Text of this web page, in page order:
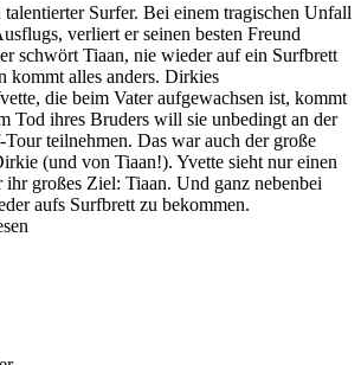
Surfer. Bei einem tragischen Unfall
verliert er seinen besten Freund
schwört Tiaan, nie wieder auf ein Surfbrett
kommt alles anders. Dirkies
die beim Vater aufgewachsen ist, kommt
Tod ihres Bruders will sie unbedingt an der
Tour teilnehmen. Das war auch der große
(und von Tiaan!). Yvette sieht nur einen
großes Ziel: Tiaan. Und ganz nebenbei
aufs Surfbrett zu bekommen.